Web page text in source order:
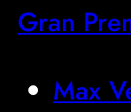
Gran
Max